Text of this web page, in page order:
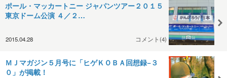
ポール・マッカートニー ジャパンツアー２０１５
東京ドーム公演 ４／２…
2015.04.28 コメント(4)
ＭＪマガジン５月号に「ヒゲＫＯＢＡ回想録−３
０」が掲載！